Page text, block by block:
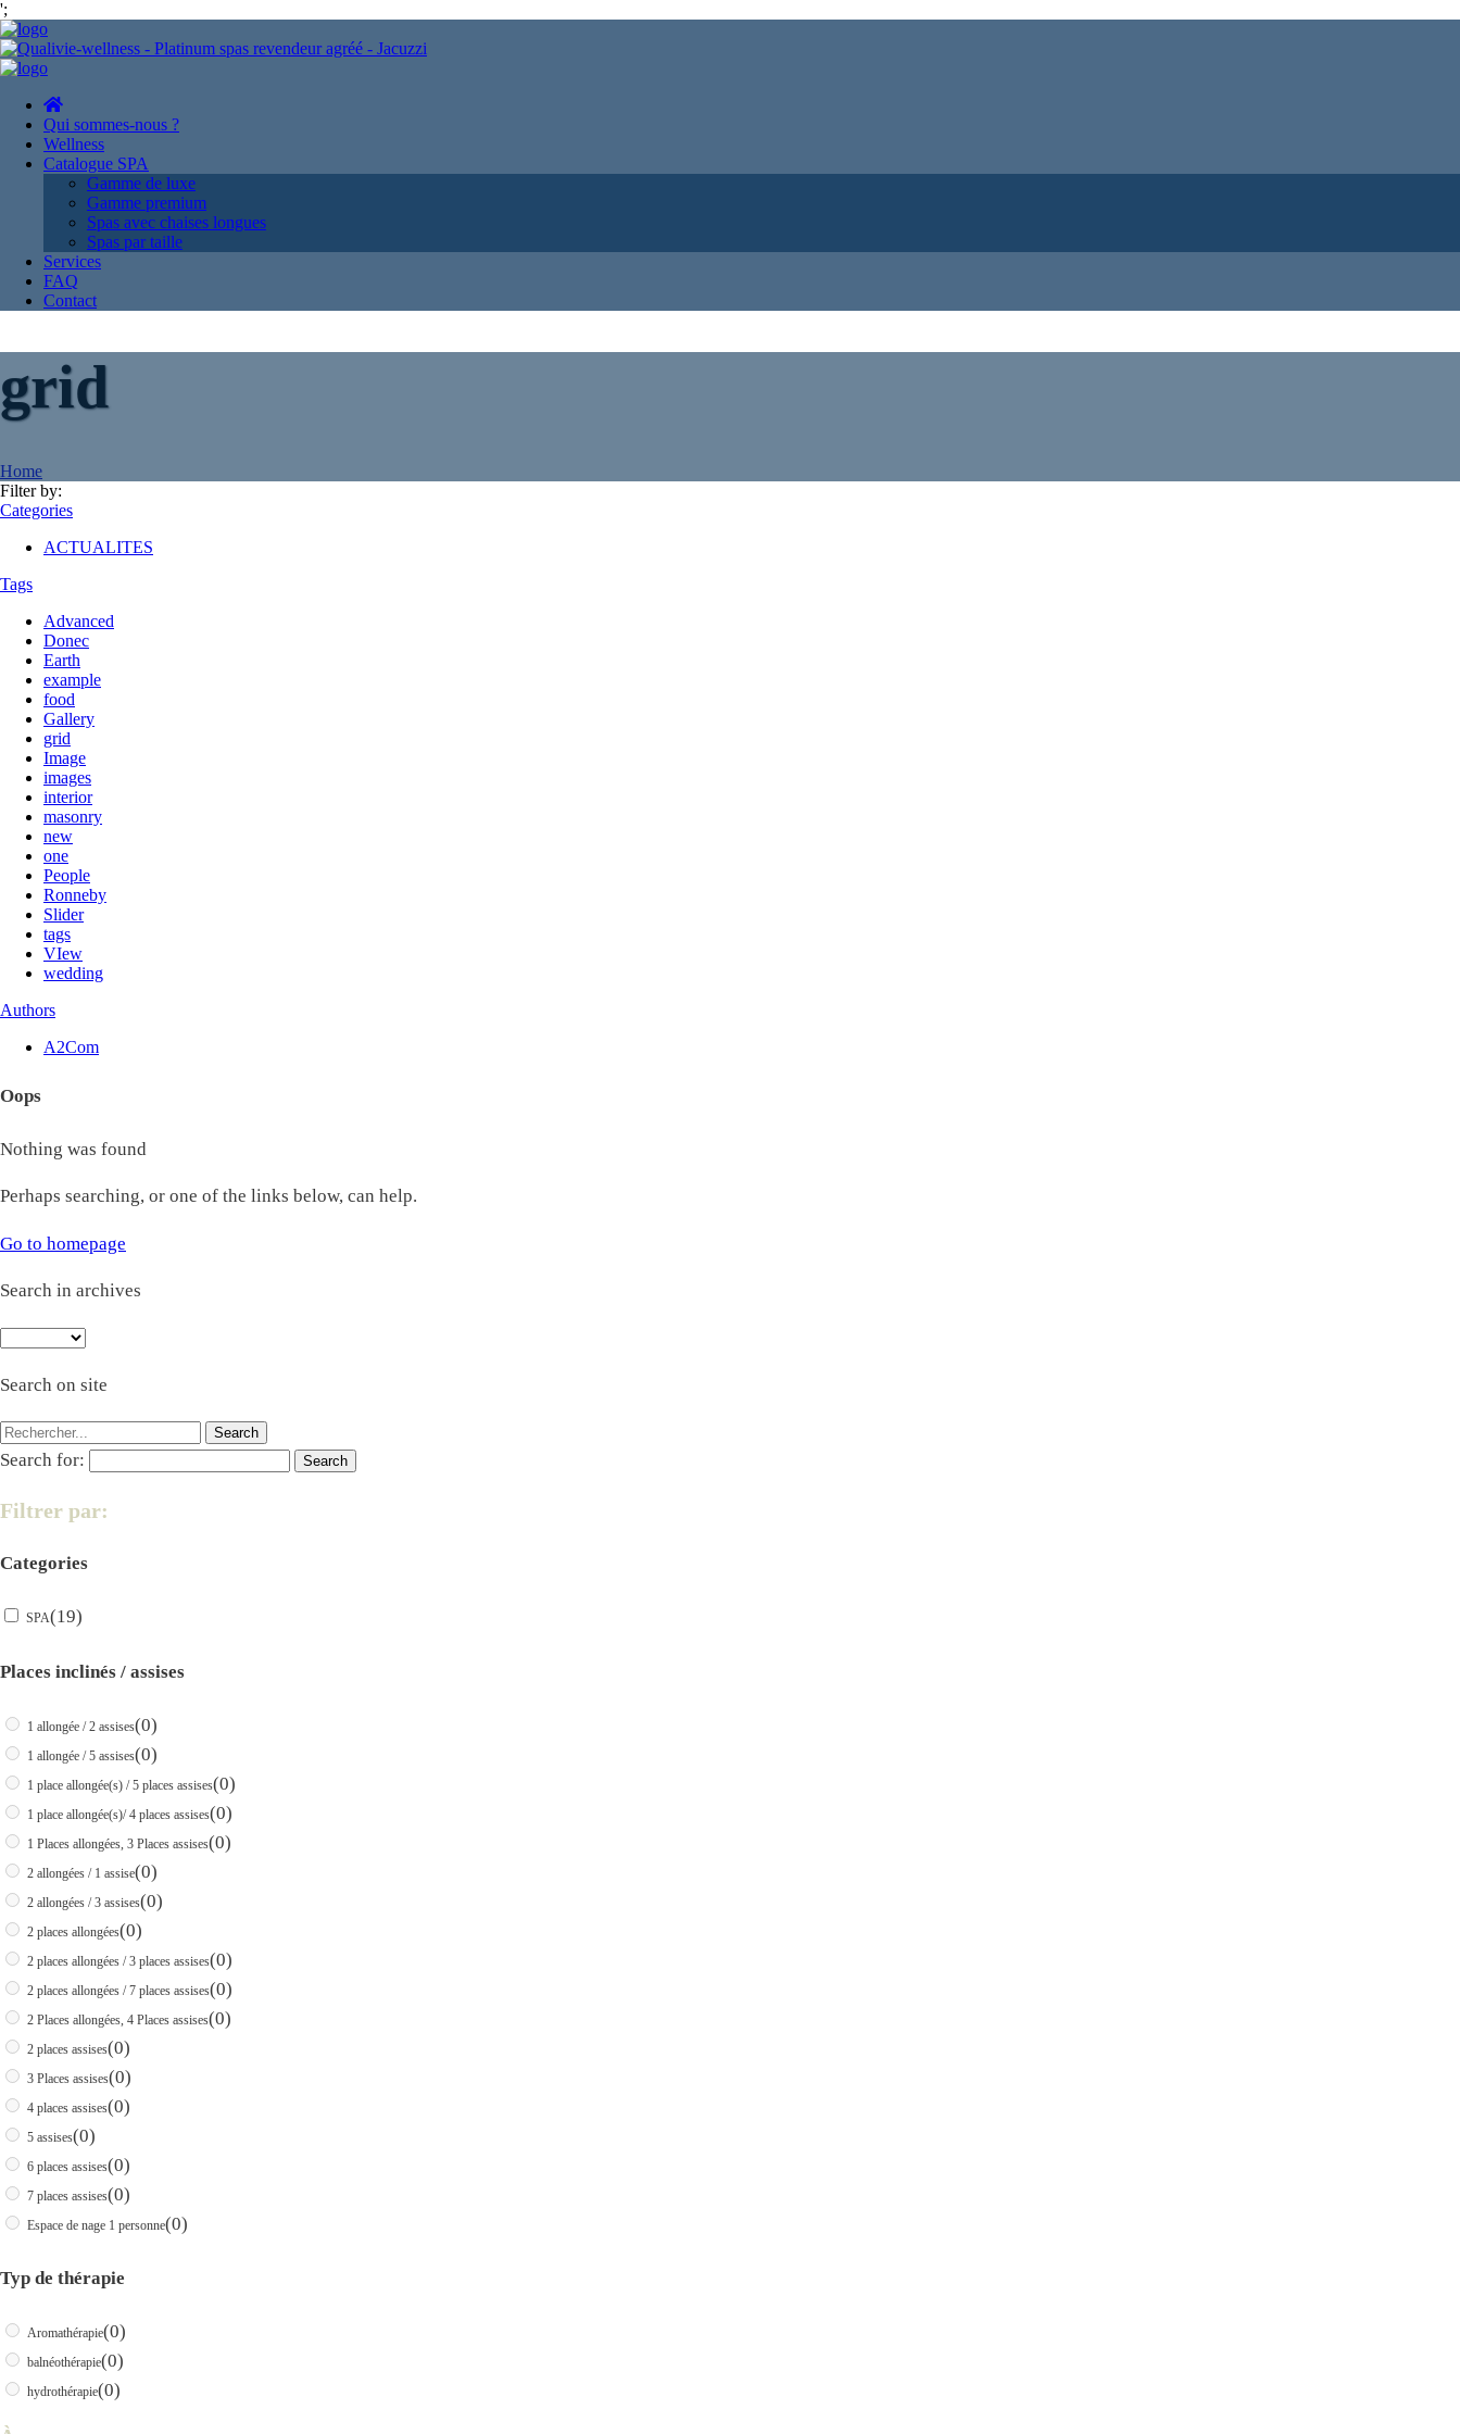
';
Qui sommes-nous ?
Wellness
Catalogue SPA
Gamme de luxe
Gamme premium
Spas avec chaises longues
Spas par taille
Services
FAQ
Contact
grid
Home
Filter by:
Categories
ACTUALITES
Tags
Advanced
Donec
Earth
example
food
Gallery
grid
Image
images
interior
masonry
new
one
People
Ronneby
Slider
tags
VIew
wedding
Authors
A2Com
Oops
Nothing was found
Perhaps searching, or one of the links below, can help.
Go to homepage
Search in archives
Search on site
Search for:
Filtrer par:
Categories
SPA(19)
Places inclinés / assises
1 allongée / 2 assises(0)
1 allongée / 5 assises(0)
1 place allongée(s) / 5 places assises(0)
1 place allongée(s)/ 4 places assises(0)
1 Places allongées, 3 Places assises(0)
2 allongées / 1 assise(0)
2 allongées / 3 assises(0)
2 places allongées(0)
2 places allongées / 3 places assises(0)
2 places allongées / 7 places assises(0)
2 Places allongées, 4 Places assises(0)
2 places assises(0)
3 Places assises(0)
4 places assises(0)
5 assises(0)
6 places assises(0)
7 places assises(0)
Espace de nage 1 personne(0)
Typ de thérapie
Aromathérapie(0)
balnéothérapie(0)
hydrothérapie(0)